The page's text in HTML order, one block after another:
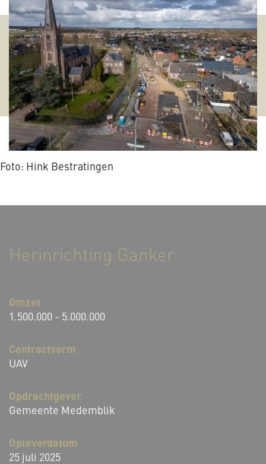
Foto: Hink Bestratingen
Herinrichting Ganker
Omzet
1.500.000 - 5.000.000
Contractvorm
UAV
Opdrachtgever
Gemeente Medemblik
Opleverdatum
25 juli 2025